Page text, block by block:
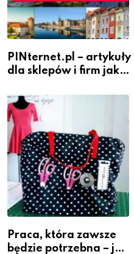
PINternet.pl – artykuły
dla sklepów i firm jako
widoczność
Praca, która zawsze
będzie potrzebna – jak